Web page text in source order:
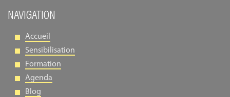
NAVIGATION
Accueil
Sensibilisation
Formation
Agenda
Blog